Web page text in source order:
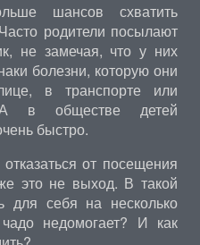
шансов схватить
родители посылают
не замечая, что у них
болезни, которую они
в транспорте или
А в обществе детей
быстро.
от посещения
это не выход. В такой
для себя на несколько
недомогает? И как